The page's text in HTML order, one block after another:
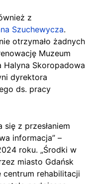
z
Szuchewycza.
otrzymało żadnych
Muzeum
Halyna Skoropadowa
dyrektora
ds. pracy
się z przesłaniem
informacja” –
roku. „Środki w
miasto Gdańsk
centrum rehabilitacji